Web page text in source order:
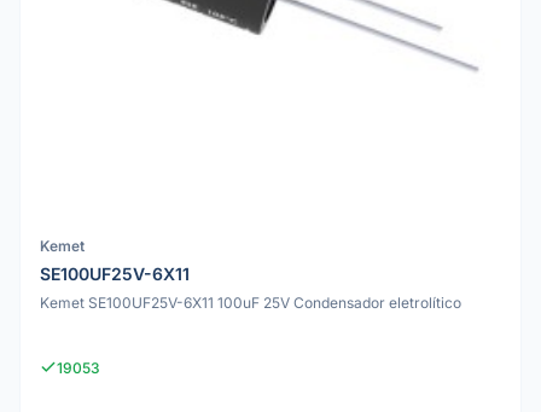
Kemet
SE100UF25V-6X11
Kemet SE100UF25V-6X11 100uF 25V Condensador eletrolítico
19053